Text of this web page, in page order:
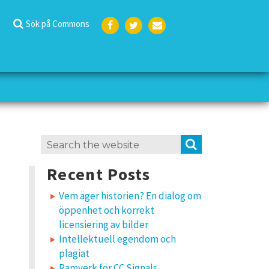
Sök på Commons
k
Search
Recent Posts
Vem äger historien? En dialog om
öppenhet och korrekt
licensiering av bilder
Intellektuell egendom och
plagiat